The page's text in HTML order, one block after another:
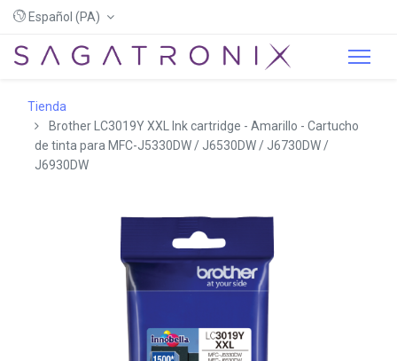
Español (PA)
Tienda
Brother LC3019Y XXL Ink cartridge - Amarillo - Cartucho
de tinta para MFC-J5330DW / J6530DW / J6730DW /
J6930DW